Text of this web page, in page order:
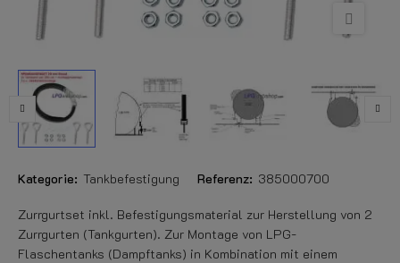
Kategorie: Tankbefestigung Referenz: 385000700
Zurrgurtset inkl. Befestigungsmaterial zur Herstellung von 2
Zurrgurten (Tankgurten). Zur Montage von LPG-
Flaschentanks (Dampftanks) in Kombination mit einem